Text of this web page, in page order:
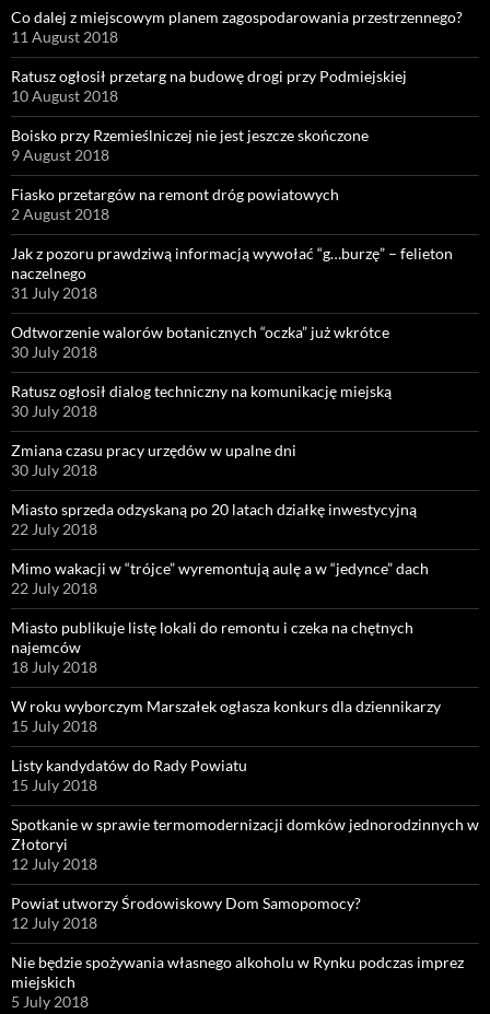
Co dalej z miejscowym planem zagospodarowania przestrzennego?
11 August 2018
Ratusz ogłosił przetarg na budowę drogi przy Podmiejskiej
10 August 2018
Boisko przy Rzemieślniczej nie jest jeszcze skończone
9 August 2018
Fiasko przetargów na remont dróg powiatowych
2 August 2018
Jak z pozoru prawdziwą informacją wywołać “g…burzę” – felieton
naczelnego
31 July 2018
Odtworzenie walorów botanicznych “oczka” już wkrótce
30 July 2018
Ratusz ogłosił dialog techniczny na komunikację miejską
30 July 2018
Zmiana czasu pracy urzędów w upalne dni
30 July 2018
Miasto sprzeda odzyskaną po 20 latach działkę inwestycyjną
22 July 2018
Mimo wakacji w “trójce” wyremontują aulę a w “jedynce” dach
22 July 2018
Miasto publikuje listę lokali do remontu i czeka na chętnych
najemców
18 July 2018
W roku wyborczym Marszałek ogłasza konkurs dla dziennikarzy
15 July 2018
Listy kandydatów do Rady Powiatu
15 July 2018
Spotkanie w sprawie termomodernizacji domków jednorodzinnych w
Złotoryi
12 July 2018
Powiat utworzy Środowiskowy Dom Samopomocy?
12 July 2018
Nie będzie spożywania własnego alkoholu w Rynku podczas imprez
miejskich
5 July 2018